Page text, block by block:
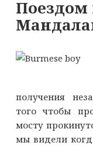
Поездом
получения
того чтобы
мосту
мы видели